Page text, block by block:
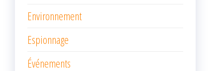
Environnement
Espionnage
Événements